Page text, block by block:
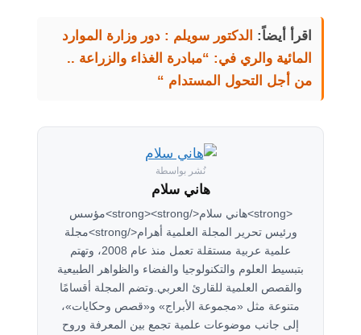
اقرأ أيضاً: الدكتور سويلم : دور وزارة الموارد
المائية والري في: “مبادرة الغذاء والزراعة ..
من أجل التحول المستدام “
نُشر بواسطة
هاني سلام
<strong>هاني سلام</strong><strong>مؤسس
ورئيس تحرير المجلة العلمية أهرام</strong>مجلة
علمية عربية مستقلة تعمل منذ عام 2008، وتهتم
بتبسيط العلوم والتكنولوجيا والفضاء والظواهر الطبيعية
والقصص العلمية للقارئ العربي.وتضم المجلة أقسامًا
متنوعة مثل «مجموعة الأبراج» و«قصص وحكايات»،
إلى جانب موضوعات علمية تجمع بين المعرفة وروح